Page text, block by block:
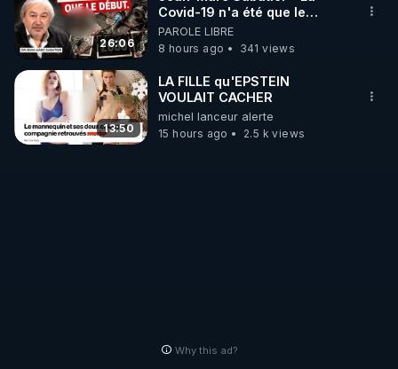
http://rgnr.li/stages
_________
LES CODES PROMO DES PARTENAIRES
26:06
Covid-19 n'a été que le
début - L'ARN messager
jusqu où ira-t-il ?
PAROLE LIBRE
8 hours ago
341 views
13:50
LA FILLE qu'EPSTEIN
VOULAIT CACHER
michel lanceur alerte
15 hours ago
2.5 k views
Why this ad?